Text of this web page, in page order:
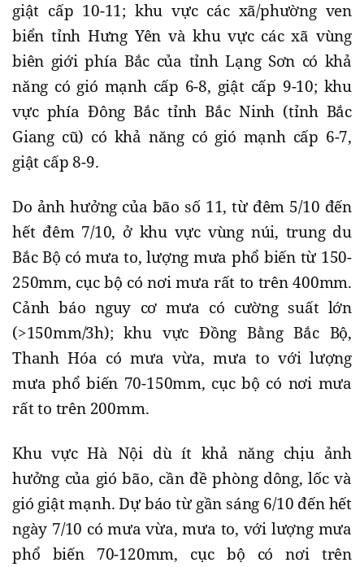
giật cấp 10-11; khu vực các xã/phường ven
biển tỉnh Hưng Yên và khu vực các xã vùng
biên giới phía Bắc của tỉnh Lạng Sơn có khả
năng có gió mạnh cấp 6-8, giật cấp 9-10; khu
vực phía Đông Bắc tỉnh Bắc Ninh (tỉnh Bắc
Giang cũ) có khả năng có gió mạnh cấp 6-7,
giật cấp 8-9.
Do ảnh hưởng của bão số 11, từ đêm 5/10 đến
hết đêm 7/10, ở khu vực vùng núi, trung du
Bắc Bộ có mưa to, lượng mưa phổ biến từ 150-
250mm, cục bộ có nơi mưa rất to trên 400mm.
Cảnh báo nguy cơ mưa có cường suất lớn
(>150mm/3h); khu vực Đồng Bằng Bắc Bộ,
Thanh Hóa có mưa vừa, mưa to với lượng
mưa phổ biến 70-150mm, cục bộ có nơi mưa
rất to trên 200mm.
Khu vực Hà Nội dù ít khả năng chịu ảnh
hưởng của gió bão, cần đề phòng dông, lốc và
gió giật mạnh. Dự báo từ gần sáng 6/10 đến hết
ngày 7/10 có mưa vừa, mưa to, với lượng mưa
phổ biến 70-120mm, cục bộ có nơi trên